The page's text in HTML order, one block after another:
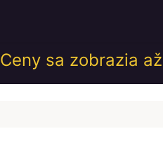
Ceny sa zobrazia